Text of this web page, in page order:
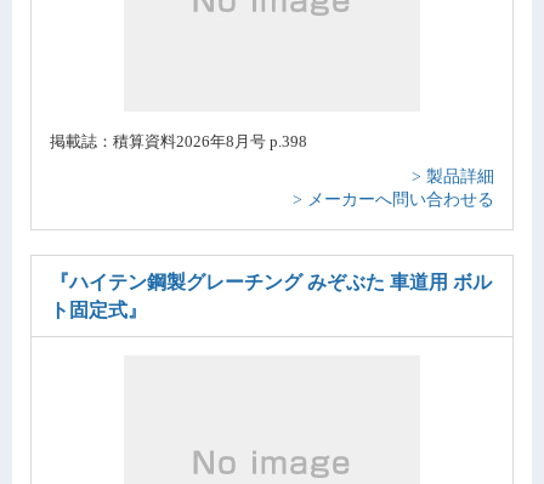
掲載誌：積算資料2026年8月号 p.398
> 製品詳細
> メーカーへ問い合わせる
『ハイテン鋼製グレーチング みぞぶた 車道用 ボル
ト固定式』